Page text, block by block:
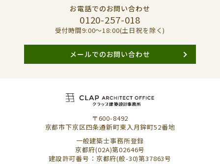
お電話でのお問い合わせ
0120-257-018
受付時間9:00〜18:00(土日祝を除く)
メールでのお問い合わせ
〒600-8492
京都市下京区四条通新町東入月鉾町52番地
一般建築士事務所登録
京都府(02A)第02646号
建設許可番号：京都府(般-30)第37863号